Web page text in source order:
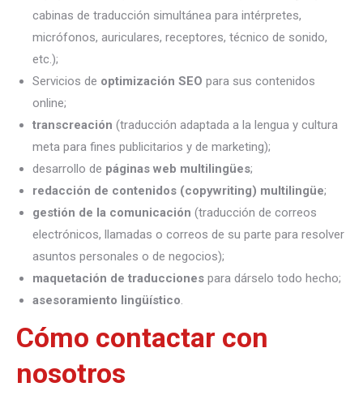
cabinas de traducción simultánea para intérpretes,
micrófonos, auriculares, receptores, técnico de sonido,
etc.);
Servicios de optimización SEO para sus contenidos
online;
transcreación (traducción adaptada a la lengua y cultura
meta para fines publicitarios y de marketing);
desarrollo de páginas web multilingües;
redacción de contenidos (copywriting) multilingüe;
gestión de la comunicación (traducción de correos
electrónicos, llamadas o correos de su parte para resolver
asuntos personales o de negocios);
maquetación de traducciones para dárselo todo hecho;
asesoramiento lingüístico.
Cómo contactar con
nosotros